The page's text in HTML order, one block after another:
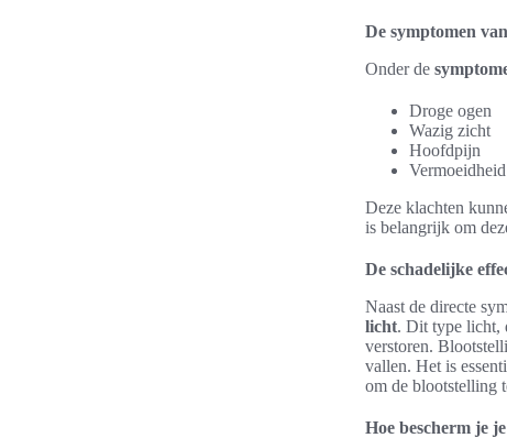
De symptomen
Onder de
Droge ogen
Wazig zicht
Hoofdpijn
Deze klachten
is belangrijk om
De schadelijke
Naast de directe
licht. Dit type licht,
verstoren.
vallen. Het is
om de blootstelling
Hoe bescherm je